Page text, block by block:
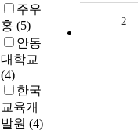
주우
홍 (5)
안동
대학교
(4)
한국
교육개
발원 (4)
2